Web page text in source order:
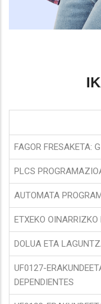
FAGOR FRESAKETA:
PLCS
AUTOMATA
ETXEKO
DOLUA ETA
UF0127-
DEPENDIENTES